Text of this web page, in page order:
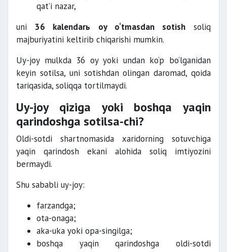
qat’i nazar,
uni 36 kalendarь oy o‘tmasdan sotishsoliq
majburiyatini keltirib chiqarishi mumkin.
Uy-joy mulkda 36 oy yoki undan ko‘p bo‘lganidan
keyin sotilsa, uni sotishdan olingan daromad, qoida
tariqasida, soliqqa tortilmaydi.
Uy-joy qiziga yoki boshqa yaqin
qarindoshga sotilsa-chi?
Oldi-sotdi shartnomasida xaridorning sotuvchiga
yaqin qarindosh ekani alohida soliq imtiyozini
bermaydi.
Shu sababli uy-joy:
farzandga;
ota-onaga;
aka-uka yoki opa-singilga;
boshqa yaqin qarindoshga oldi-sotdi